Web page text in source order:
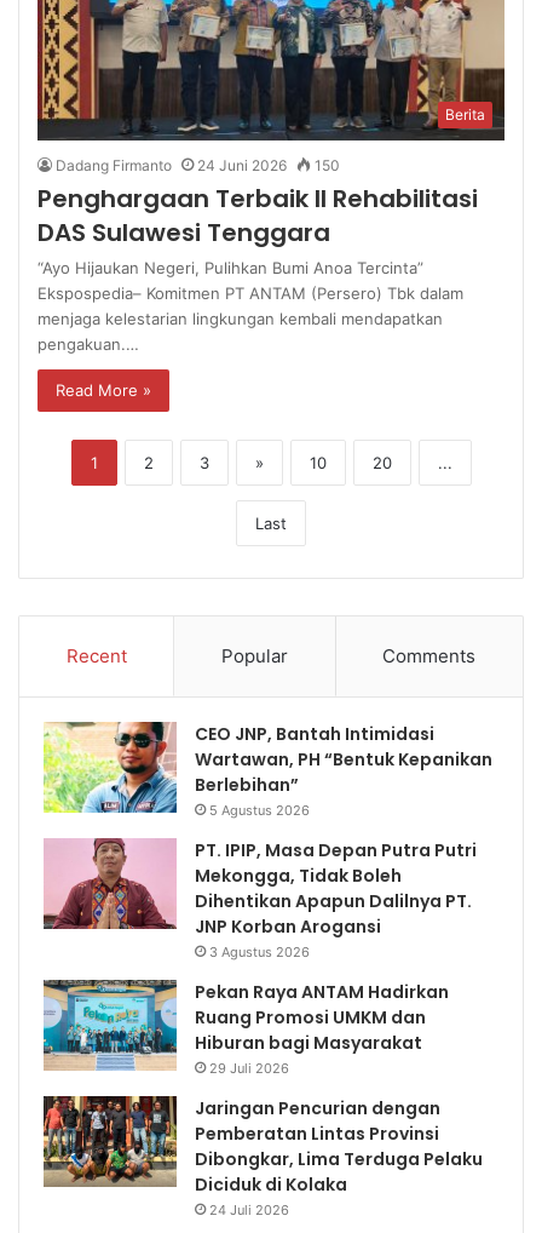
Berita
Dadang Firmanto 24 Juni 2026 150
Penghargaan Terbaik II Rehabilitasi
DAS Sulawesi Tenggara
“Ayo Hijaukan Negeri, Pulihkan Bumi Anoa Tercinta”
Ekspospedia– Komitmen PT ANTAM (Persero) Tbk dalam
menjaga kelestarian lingkungan kembali mendapatkan
pengakuan.…
Read More »
1 2 3 » 10 20 ...
Last
Recent Popular Comments
CEO JNP, Bantah Intimidasi
Wartawan, PH “Bentuk Kepanikan
Berlebihan”
5 Agustus 2026
PT. IPIP, Masa Depan Putra Putri
Mekongga, Tidak Boleh
Dihentikan Apapun Dalilnya PT.
JNP Korban Arogansi
3 Agustus 2026
Pekan Raya ANTAM Hadirkan
Ruang Promosi UMKM dan
Hiburan bagi Masyarakat
29 Juli 2026
Jaringan Pencurian dengan
Pemberatan Lintas Provinsi
Dibongkar, Lima Terduga Pelaku
Diciduk di Kolaka
24 Juli 2026